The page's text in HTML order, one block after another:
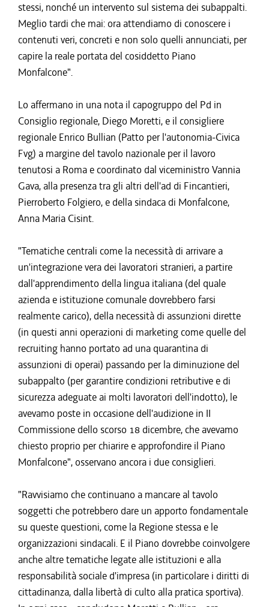
stessi, nonché un intervento sul sistema dei subappalti.
Meglio tardi che mai: ora attendiamo di conoscere i
contenuti veri, concreti e non solo quelli annunciati, per
capire la reale portata del cosiddetto Piano
Monfalcone".
Lo affermano in una nota il capogruppo del Pd in
Consiglio regionale, Diego Moretti, e il consigliere
regionale Enrico Bullian (Patto per l'autonomia-Civica
Fvg) a margine del tavolo nazionale per il lavoro
tenutosi a Roma e coordinato dal viceministro Vannia
Gava, alla presenza tra gli altri dell'ad di Fincantieri,
Pierroberto Folgiero, e della sindaca di Monfalcone,
Anna Maria Cisint.
"Tematiche centrali come la necessità di arrivare a
un'integrazione vera dei lavoratori stranieri, a partire
dall'apprendimento della lingua italiana (del quale
azienda e istituzione comunale dovrebbero farsi
realmente carico), della necessità di assunzioni dirette
(in questi anni operazioni di marketing come quelle del
recruiting hanno portato ad una quarantina di
assunzioni di operai) passando per la diminuzione del
subappalto (per garantire condizioni retributive e di
sicurezza adeguate ai molti lavoratori dell'indotto), le
avevamo poste in occasione dell'audizione in II
Commissione dello scorso 18 dicembre, che avevamo
chiesto proprio per chiarire e approfondire il Piano
Monfalcone", osservano ancora i due consiglieri.
"Ravvisiamo che continuano a mancare al tavolo
soggetti che potrebbero dare un apporto fondamentale
su queste questioni, come la Regione stessa e le
organizzazioni sindacali. E il Piano dovrebbe coinvolgere
anche altre tematiche legate alle istituzioni e alla
responsabilità sociale d'impresa (in particolare i diritti di
cittadinanza, dalla libertà di culto alla pratica sportiva).